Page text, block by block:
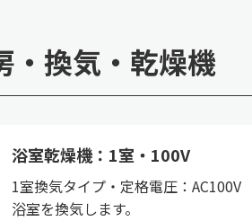
・換気・乾燥機
浴室乾燥機：1室・100V
1室換気タイプ・定格電圧：AC100V
浴室を換気します。